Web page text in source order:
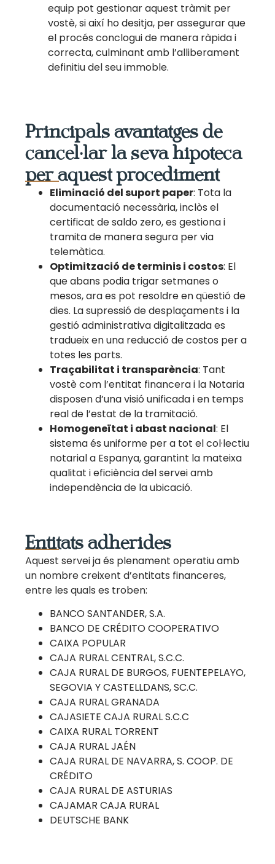
equip pot gestionar aquest tràmit per
vostè, si així ho desitja, per assegurar que
el procés conclogui de manera ràpida i
correcta, culminant amb l’alliberament
definitiu del seu immoble.
Principals avantatges de
cancel·lar la seva hipoteca
per aquest procediment
Eliminació del suport paper: Tota la
documentació necessària, inclòs el
certificat de saldo zero, es gestiona i
tramita de manera segura per via
telemàtica.
Optimització de terminis i costos: El
que abans podia trigar setmanes o
mesos, ara es pot resoldre en qüestió de
dies. La supressió de desplaçaments i la
gestió administrativa digitalitzada es
tradueix en una reducció de costos per a
totes les parts.
Traçabilitat i transparència: Tant
vostè com l’entitat financera i la Notaria
disposen d’una visió unificada i en temps
real de l’estat de la tramitació.
Homogeneïtat i abast nacional: El
sistema és uniforme per a tot el col·lectiu
notarial a Espanya, garantint la mateixa
qualitat i eficiència del servei amb
independència de la ubicació.
Entitats adherides
Aquest servei ja és plenament operatiu amb
un nombre creixent d’entitats financeres,
entre les quals es troben:
BANCO SANTANDER, S.A.
BANCO DE CRÉDITO COOPERATIVO
CAIXA POPULAR
CAJA RURAL CENTRAL, S.C.C.
CAJA RURAL DE BURGOS, FUENTEPELAYO,
SEGOVIA Y CASTELLDANS, SC.C.
CAJA RURAL GRANADA
CAJASIETE CAJA RURAL S.C.C
CAIXA RURAL TORRENT
CAJA RURAL JAÉN
CAJA RURAL DE NAVARRA, S. COOP. DE
CRÉDITO
CAJA RURAL DE ASTURIAS
CAJAMAR CAJA RURAL
DEUTSCHE BANK